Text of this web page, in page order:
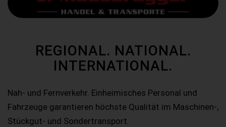
REGIONAL. NATIONAL.
INTERNATIONAL.
Nah- und Fernverkehr. Einheimisches Personal und
Fahrzeuge garantieren höchste Qualität im Maschinen-,
Stückgut- und Sondertransport.